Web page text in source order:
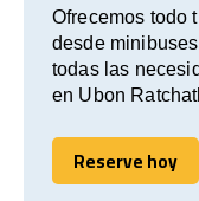
Ofrecemos todo
desde
todas las
en Ubon
Reserve hoy
Reserve hoy